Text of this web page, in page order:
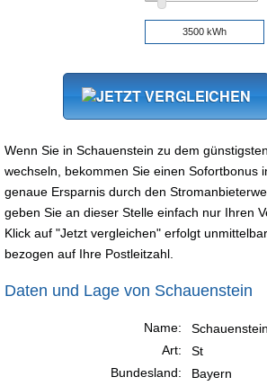
Wenn Sie in Schauenstein zu dem
wechseln, bekommen Sie einen Sofortbonus
genaue Ersparnis durch den
geben Sie an dieser Stelle einfach nur Ihren
Klick auf "Jetzt vergleichen" erfolgt
bezogen auf Ihre Postleitzahl.
Daten und Lage von Schauenstein
Name:
Schauenstein
Art:
St
Bundesland:
Bayern